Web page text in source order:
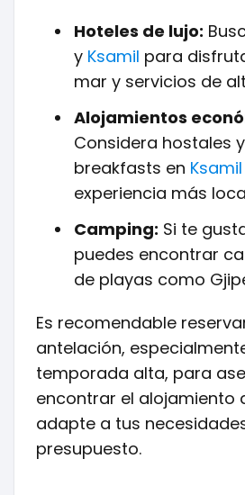
Hoteles de lujo:
y Ksamil para
mar y servicios de
Alojamientos
Considera hostales
breakfasts en Ksamil
experiencia más
Camping: Si te
puedes encontrar
de playas como
Es recomendable
antelación,
temporada alta, para
encontrar el alojamiento
adapte a tus
presupuesto.